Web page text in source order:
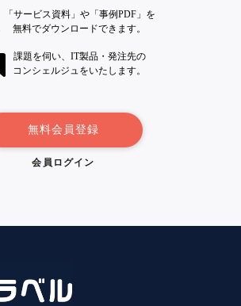
「サービス資料」や「事例PDF」を
無料でダウンロードできます。
課題を伺い、IT製品・発注先の
コンシェルジュをいたします。
無料会員登録
会員ログイン